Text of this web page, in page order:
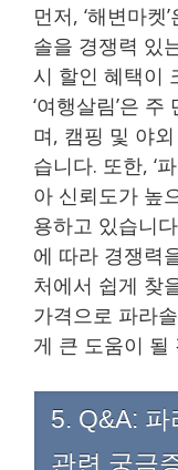
먼저, ‘해변마
솔을 경쟁력 있
시 할인 혜택이
‘여행살림’은
며, 캠핑 및 야
습니다. 또한, ‘
아 신뢰도가 높
용하고 있습니
에 따라 경쟁력
처에서 쉽게 찾
가격으로 파라
게 큰 도움이 될
5. Q&A:
관련 궁금